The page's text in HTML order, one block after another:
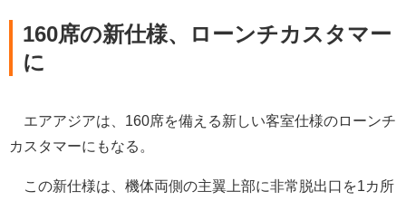
160席の新仕様、ローンチカスタマー
に
エアアジアは、160席を備える新しい客室仕様のローンチ
カスタマーにもなる。
この新仕様は、機体両側の主翼上部に非常脱出口を1カ所